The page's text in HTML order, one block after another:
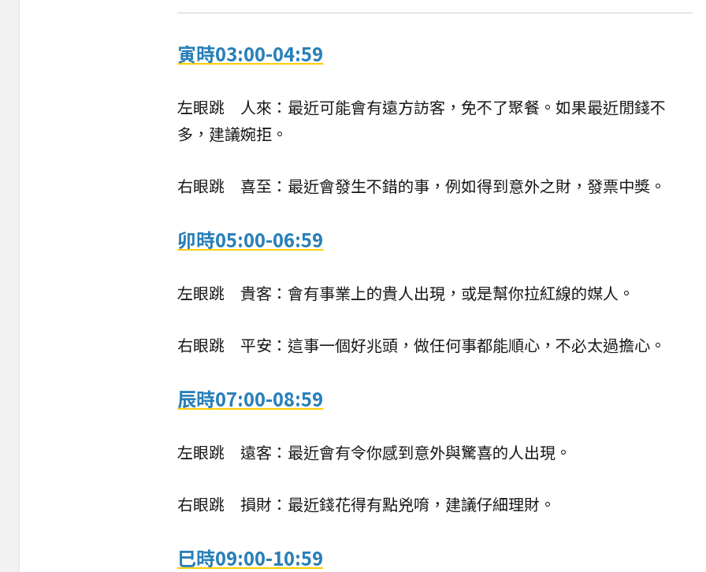
寅時03:00-04:59
左眼跳 人來：最近可能會有遠方訪客，免不了聚餐。如果最近閒錢不
多，建議婉拒。
右眼跳 喜至：最近會發生不錯的事，例如得到意外之財，發票中獎。
卯時05:00-06:59
左眼跳 貴客：會有事業上的貴人出現，或是幫你拉紅線的媒人。
右眼跳 平安：這事一個好兆頭，做任何事都能順心，不必太過擔心。
辰時07:00-08:59
左眼跳 遠客：最近會有令你感到意外與驚喜的人出現。
右眼跳 損財：最近錢花得有點兇唷，建議仔細理財。
巳時09:00-10:59